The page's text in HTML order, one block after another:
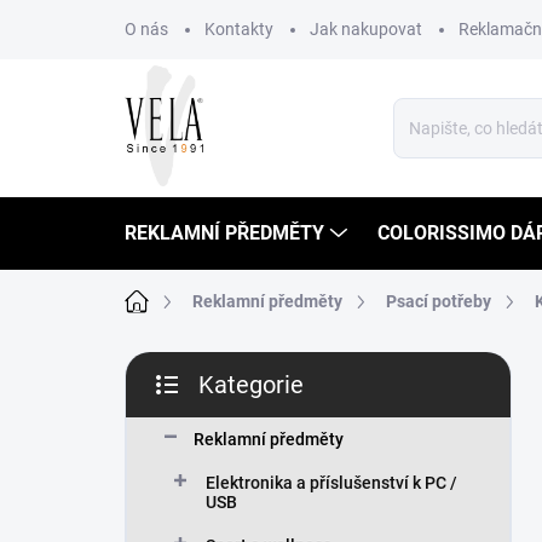
O nás Kontakty Jak nakupovat
REKLAMNÍ PŘEDMĚTY COLORISSIMO
Domů Reklamní předměty Psací potřeby
P
s
kategorie
Kategorie
Reklamní předměty
Elektronika a příslušenství k PC /
USB